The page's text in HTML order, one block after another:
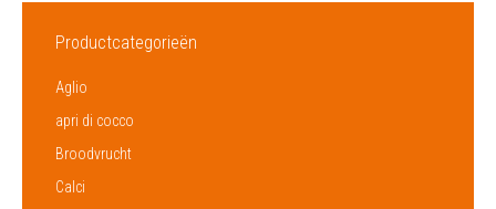
Productcategorieën
Aglio
apri di cocco
Broodvrucht
Calci